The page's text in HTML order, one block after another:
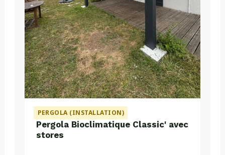
PERGOLA (INSTALLATION)
Pergola Bioclimatique Classic' avec
stores